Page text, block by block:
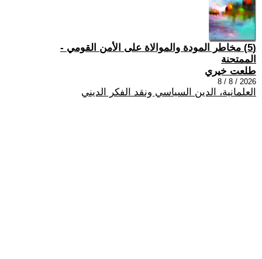
(5) مخاطر المودة والموالاة على الأمن القومي -
الممتحنة
طلعت خيري
2026 / 8 / 8
العلمانية، الدين السياسي ونقد الفكر الديني